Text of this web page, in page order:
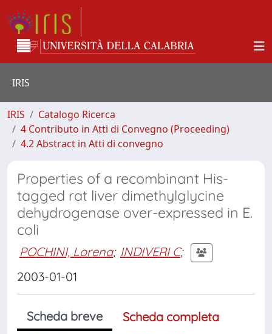
IRIS
IRIS
Catalogo Ricerca
4 Contributo in Atti di Convegno (Proceeding)
4.2 Abstract in Atti di convegno
Properties of a recombinant His-
tagged rat liver dimethylglycine
dehydrogenase over-expressed in E.
coli
POCHINI, Lorena; INDIVERI C;
2003-01-01
Scheda breve
Scheda completa